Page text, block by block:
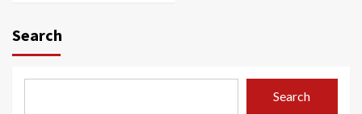
Search
Search